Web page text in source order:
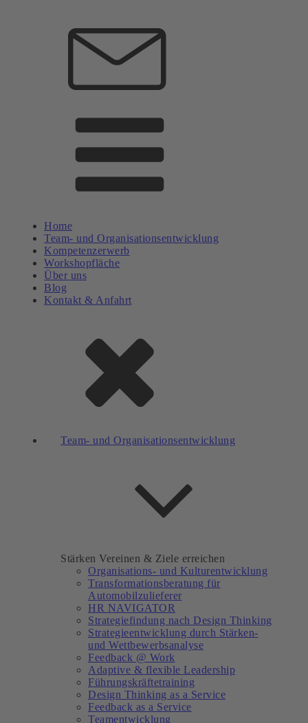
Home
Team- und Organisationsentwicklung
Kompetenzerwerb
Workshopfläche
Über uns
Blog
Kontakt & Anfahrt
Team- und Organisationsentwicklung
Stärken Vereinen & Ziele erreichen
Organisations- und Kulturentwicklung
Transformationsberatung für
Automobilzulieferer
HR NAVIGATOR
Strategiefindung nach Design Thinking
Strategieentwicklung durch Stärken-
und Wettbewerbsanalyse
Feedback @ Work
Adaptive & flexible Leadership
Führungskräftetraining
Design Thinking as a Service
Feedback as a Service
Teamentwicklung